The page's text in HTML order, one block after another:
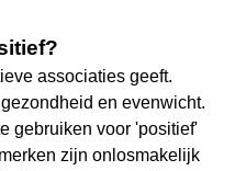
associaties geeft.
en evenwicht.
gebruiken voor 'positief'
zijn onlosmakelijk